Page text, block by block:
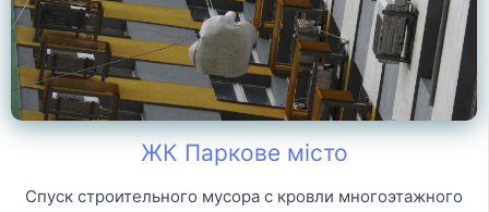
ЖК Паркове місто
Спуск строительного мусора с кровли многоэтажного